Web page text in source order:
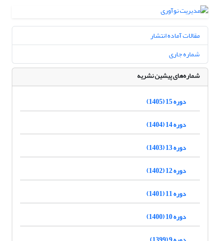
مقالات آماده انتشار
شماره جاری
شماره‌های پیشین نشریه
دوره 15 (1405)
دوره 14 (1404)
دوره 13 (1403)
دوره 12 (1402)
دوره 11 (1401)
دوره 10 (1400)